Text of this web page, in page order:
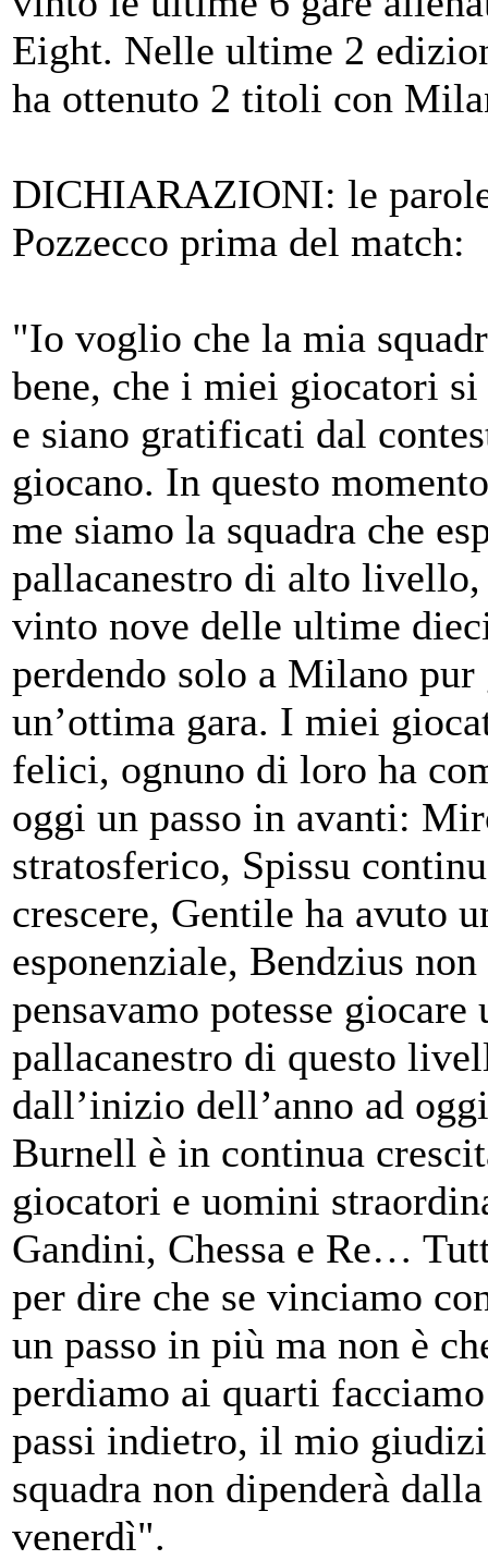
Eight. Nelle ultime 2
ha ottenuto 2 titoli con
DICHIARAZIONI: le
Pozzecco prima del match:
"Io voglio che la mia
bene, che i miei giocatori
e siano gratificati dal
giocano. In questo
me siamo la squadra che
pallacanestro di alto livello,
vinto nove delle ultime
perdendo solo a Milano pur
un’ottima gara. I miei
felici, ognuno di loro ha
oggi un passo in avanti:
stratosferico, Spissu
crescere, Gentile ha avuto
esponenziale, Bendzius non
pensavamo potesse giocare
pallacanestro di questo
dall’inizio dell’anno ad
Burnell è in continua
giocatori e uomini
Gandini, Chessa e Re…
per dire che se vinciamo
un passo in più ma non è
perdiamo ai quarti
passi indietro, il mio
squadra non dipenderà
venerdì".